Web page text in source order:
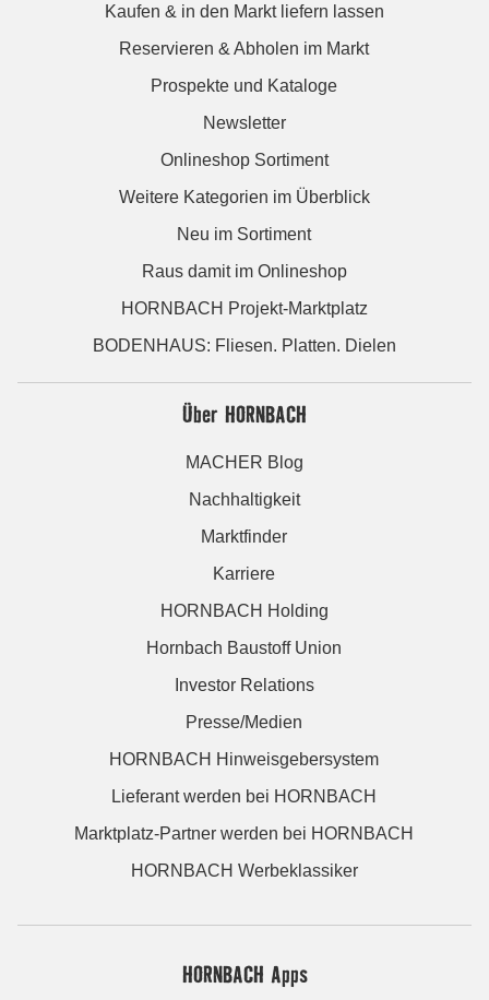
Kaufen & in den Markt liefern lassen
Reservieren & Abholen im Markt
Prospekte und Kataloge
Newsletter
Onlineshop Sortiment
Weitere Kategorien im Überblick
Neu im Sortiment
Raus damit im Onlineshop
HORNBACH Projekt-Marktplatz
BODENHAUS: Fliesen. Platten. Dielen
Über HORNBACH
MACHER Blog
Nachhaltigkeit
Marktfinder
Karriere
HORNBACH Holding
Hornbach Baustoff Union
Investor Relations
Presse/Medien
HORNBACH Hinweisgebersystem
Lieferant werden bei HORNBACH
Marktplatz-Partner werden bei HORNBACH
HORNBACH Werbeklassiker
HORNBACH Apps